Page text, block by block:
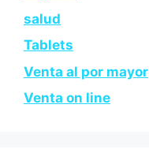
salud
Tablets
Venta al por mayor
Venta on line